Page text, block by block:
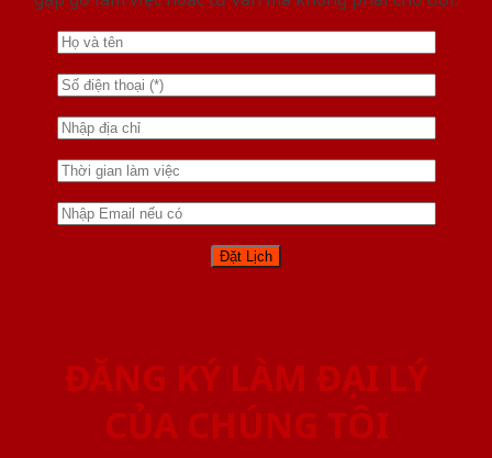
ĐĂNG KÝ LÀM ĐẠI LÝ
CỦA CHÚNG TÔI